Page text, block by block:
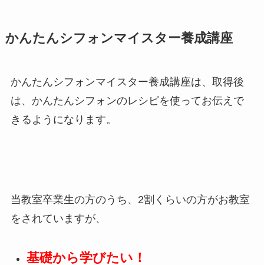
かんたんシフォンマイスター養成講座
かんたんシフォンマイスター養成講座は、取得後
は、かんたんシフォンのレシピを使ってお伝えで
きるようになります。
当教室卒業生の方のうち、2割くらいの方がお教室
をされていますが、
基礎から学びたい！